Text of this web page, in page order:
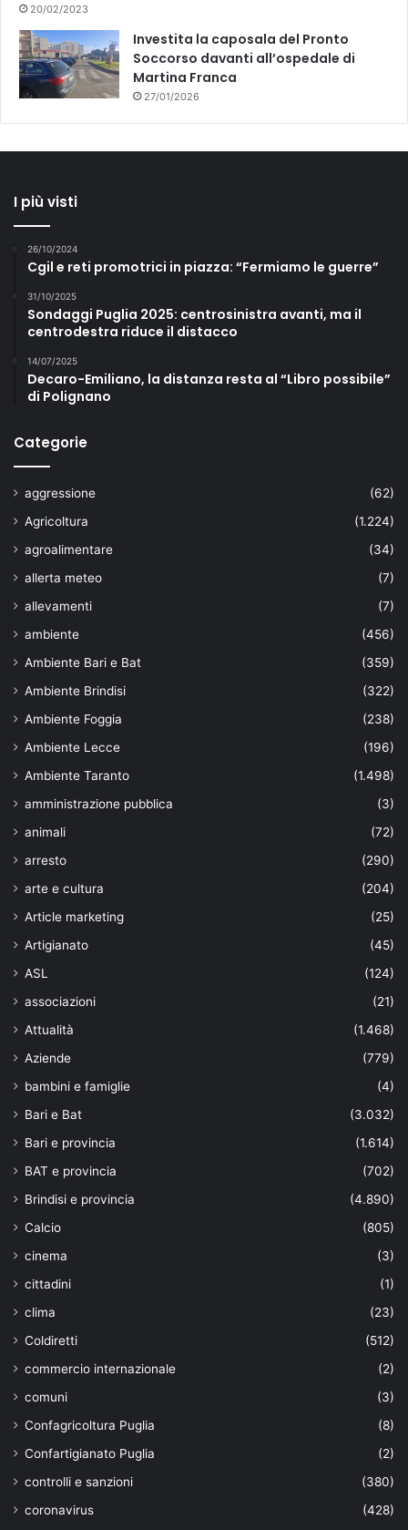
20/02/2023
Investita la caposala del Pronto
Soccorso davanti all’ospedale di
Martina Franca
27/01/2026
I più visti
26/10/2024
Cgil e reti promotrici in piazza: “Fermiamo le guerre”
31/10/2025
Sondaggi Puglia 2025: centrosinistra avanti, ma il
centrodestra riduce il distacco
14/07/2025
Decaro-Emiliano, la distanza resta al “Libro possibile”
di Polignano
Categorie
aggressione
(62)
Agricoltura
(1.224)
agroalimentare
(34)
allerta meteo
(7)
allevamenti
(7)
ambiente
(456)
Ambiente Bari e Bat
(359)
Ambiente Brindisi
(322)
Ambiente Foggia
(238)
Ambiente Lecce
(196)
Ambiente Taranto
(1.498)
amministrazione pubblica
(3)
animali
(72)
arresto
(290)
arte e cultura
(204)
Article marketing
(25)
Artigianato
(45)
ASL
(124)
associazioni
(21)
Attualità
(1.468)
Aziende
(779)
bambini e famiglie
(4)
Bari e Bat
(3.032)
Bari e provincia
(1.614)
BAT e provincia
(702)
Brindisi e provincia
(4.890)
Calcio
(805)
cinema
(3)
cittadini
(1)
clima
(23)
Coldiretti
(512)
commercio internazionale
(2)
comuni
(3)
Confagricoltura Puglia
(8)
Confartigianato Puglia
(2)
controlli e sanzioni
(380)
coronavirus
(428)